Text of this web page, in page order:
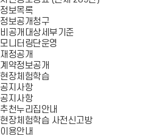
정보목록
정보공개청구
비공개대상세부기준
모니터링단운영
재정공개
계약정보공개
현장체험학습
공지사항
공지사항
추천누리집안내
현장체험학습 사전신고방
이용안내